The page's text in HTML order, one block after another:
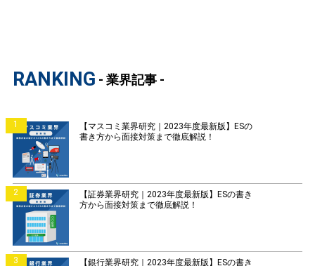
RANKING - 業界記事 -
1
【マスコミ業界研究｜2023年度最新版】ESの
書き方から面接対策まで徹底解説！
2
【証券業界研究｜2023年度最新版】ESの書き
方から面接対策まで徹底解説！
3
【銀行業界研究｜2023年度最新版】ESの書き